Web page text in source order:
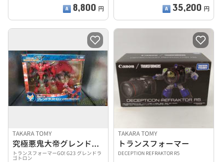
8,800 円 35,200 円
TAKARA TOMY
究極悪鬼大帝グレンドラゴトロン
トランスフォーマーGO! G23 グレンドラ
ゴトロン
TAKARA TOMY
トランスフォーマー
DECEPTION REFRAKTOR R5